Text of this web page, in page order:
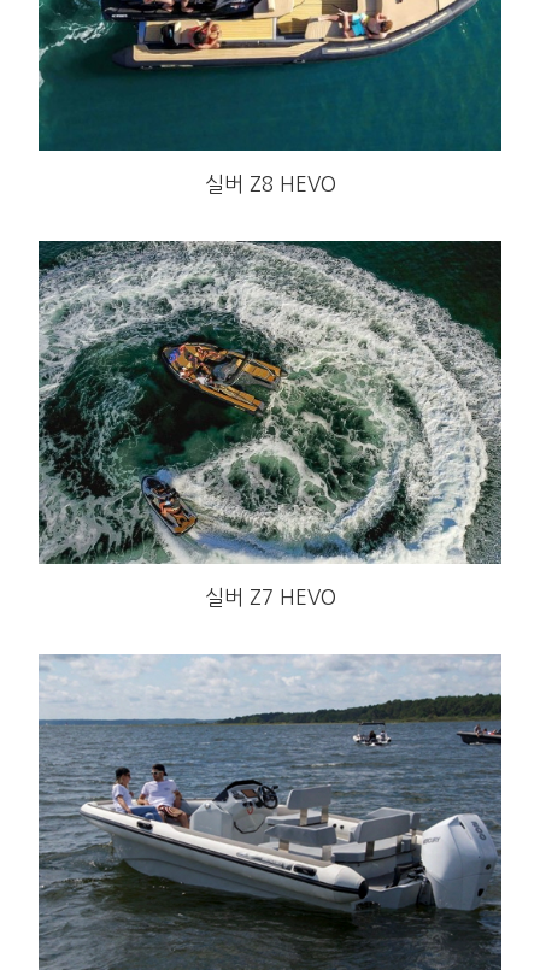
실버 Z8 HEVO
실버 Z7 HEVO